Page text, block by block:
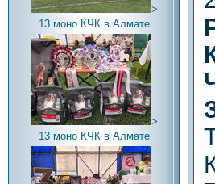
>
13 моно КЧК в Алмате
>
13 моно КЧК в Алмате